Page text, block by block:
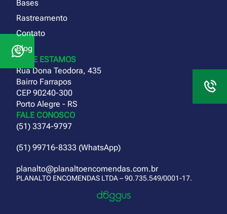
Bases
Rastreamento
Contato
Blog
ONDE ESTAMOS
Rua Dona Teodora, 435
Bairro Farrapos
CEP 90240-300
Porto Alegre - RS
FALE CONOSCO
(51) 3374-9797
(51) 99716-8333 (WhatsApp)
planalto@planaltoencomendas.com.br
PLANALTO ENCOMENDAS LTDA – 90.735.549/0001-17.